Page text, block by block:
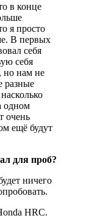
в конце
я просто
В первых
себя
себя
но нам не
разные
одном
очень
ещё будут
для проб?
ничего
HRC.